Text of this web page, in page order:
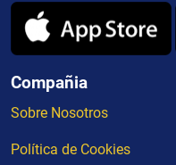
Compañia
Sobre Nosotros
Política de Cookies